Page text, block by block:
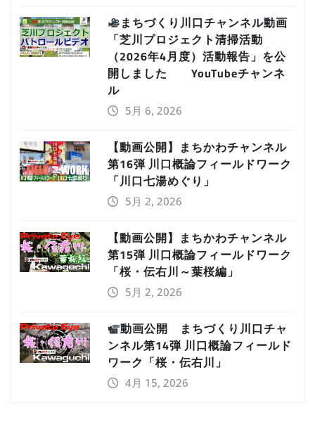
まちづくり川口チャンネル動画
「芝川プロジェクト清掃活動
（2026年4月度）活動報告」を公
開しました YouTubeチャンネ
ル
5月 6, 2026
【動画公開】まちかわチャンネル
第16弾 川口概論フィールドワーク
「川口七湯めぐり」
5月 2, 2026
【動画公開】まちかわチャンネル
第15弾 川口概論フィールドワーク
「桜・伝右川～葉桜編」
5月 2, 2026
動画公開 まちづくり川口チャ
ンネル第14弾 川口概論フィールド
ワーク「桜・伝右川」
4月 15, 2026